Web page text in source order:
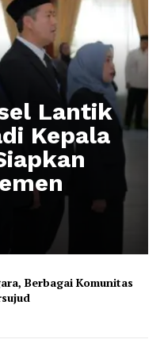
Lantik
Kepala
Berbagai Komunitas